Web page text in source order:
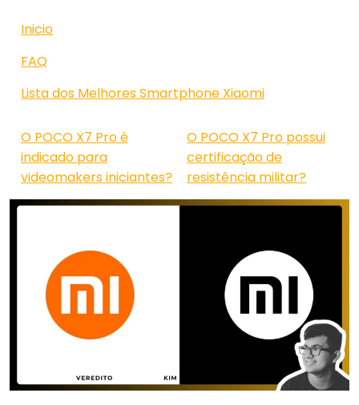
Inicio
FAQ
Lista dos Melhores Smartphone Xiaomi
O POCO X7 Pro é
indicado para
videomakers iniciantes?
O POCO X7 Pro possui
certificação de
resistência militar?